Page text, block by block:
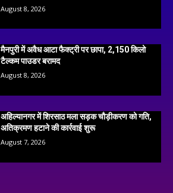
August 8, 2026
मैनपुरी में अवैध आटा फैक्ट्री पर छापा, 2,150 किलो
टैल्कम पाउडर बरामद
August 8, 2026
अहिल्यानगर में शिरसाठ मला सड़क चौड़ीकरण को गति,
अतिक्रमण हटाने की कार्रवाई शुरू
August 7, 2026